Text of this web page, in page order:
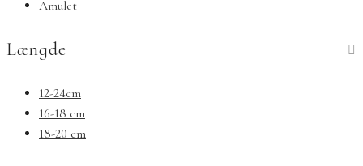
Amulet
Længde
12-24cm
16-18 cm
18-20 cm